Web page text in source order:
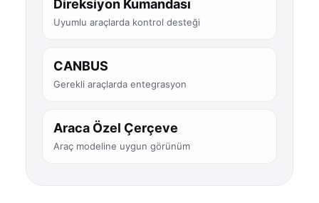
Direksiyon Kumandası
Uyumlu araçlarda kontrol desteği
CANBUS
Gerekli araçlarda entegrasyon
Araca Özel Çerçeve
Araç modeline uygun görünüm